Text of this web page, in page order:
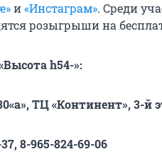
и«Инстаграм». Среди
розыгрыши на
Батутный центр «Высота h‏-54»:
ТЦ «Континент», 3-й
8-965-824-69-06